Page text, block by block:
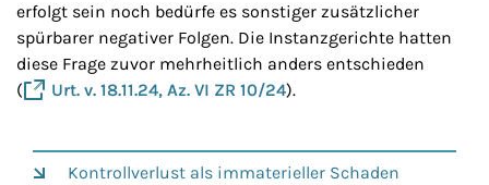
erfolgt sein noch bedürfe es sonstiger zusätzlicher
spürbarer negativer Folgen. Die Instanzgerichte hatten
diese Frage zuvor mehrheitlich anders entschieden
(
Urt. v. 18.11.24, Az. VI ZR 10/24).
Kontrollverlust als immaterieller Schaden